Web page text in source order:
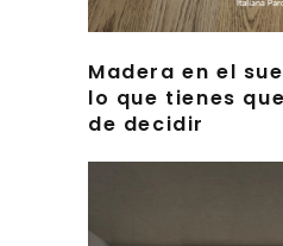
Madera en el
lo que tienes
de decidir